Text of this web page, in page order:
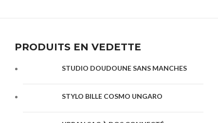
PRODUITS EN VEDETTE
STUDIO DOUDOUNE SANS MANCHES
STYLO BILLE COSMO UNGARO